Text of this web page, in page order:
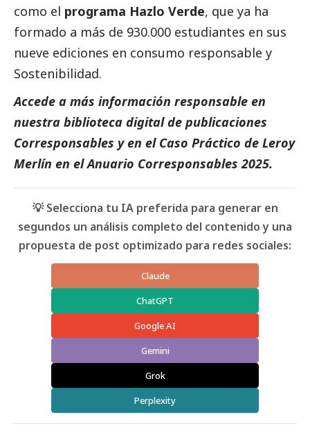
como el programa Hazlo Verde, que ya ha
formado a más de 930.000 estudiantes en sus
nueve ediciones en consumo responsable y
Sostenibilidad.
Accede a más información responsable en
nuestra biblioteca digital de publicaciones
Corresponsables y en el Caso Práctico de Leroy
Merlín en elAnuario Corresponsables 2025.
💡 Selecciona tu IA preferida para generar en
segundos un análisis completo del contenido y una
propuesta de post optimizado para redes sociales:
Claude
ChatGPT
Google AI
Gemini
Grok
Perplexity